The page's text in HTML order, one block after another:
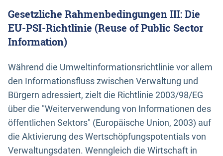
Gesetzliche Rahmenbedingungen III: Die
EU-PSI-Richtlinie (Reuse of Public Sector
Information)
Während die Umweltinformationsrichtlinie vor allem
den Informationsfluss zwischen Verwaltung und
Bürgern adressiert, zielt die Richtlinie 2003/98/EG
über die "Weiterverwendung von Informationen des
öffentlichen Sektors" (Europäische Union, 2003) auf
die Aktivierung des Wertschöpfungspotentials von
Verwaltungsdaten. Wenngleich die Wirtschaft in